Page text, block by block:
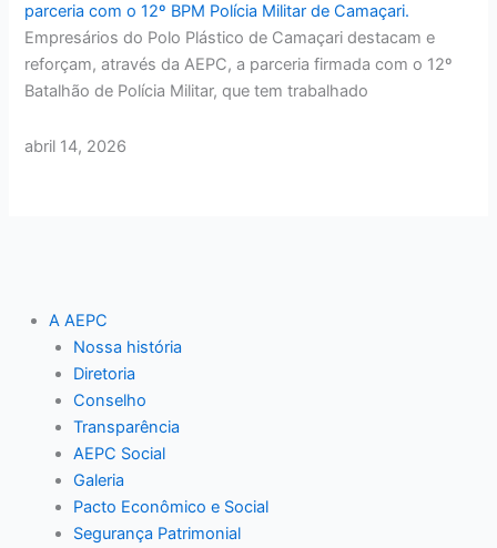
parceria com o 12º BPM Polícia Militar de Camaçari.
Empresários do Polo Plástico de Camaçari destacam e
reforçam, através da AEPC, a parceria firmada com o 12º
Batalhão de Polícia Militar, que tem trabalhado
abril 14, 2026
A AEPC
Nossa história
Diretoria
Conselho
Transparência
AEPC Social
Galeria
Pacto Econômico e Social
Segurança Patrimonial